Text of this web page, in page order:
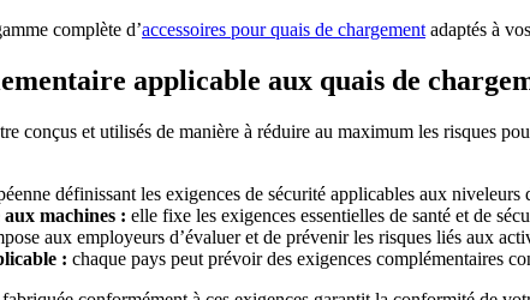
complète d’accessoires pour quais de chargement adaptés à
applicable aux quais de
conçus et utilisés de manière à réduire au maximum les risques
définissant les exigences de sécurité applicables aux niveleurs
machines : elle fixe les exigences essentielles de santé et de
aux employeurs d’évaluer et de prévenir les risques liés aux
: chaque pays peut prévoir des exigences complémentaires